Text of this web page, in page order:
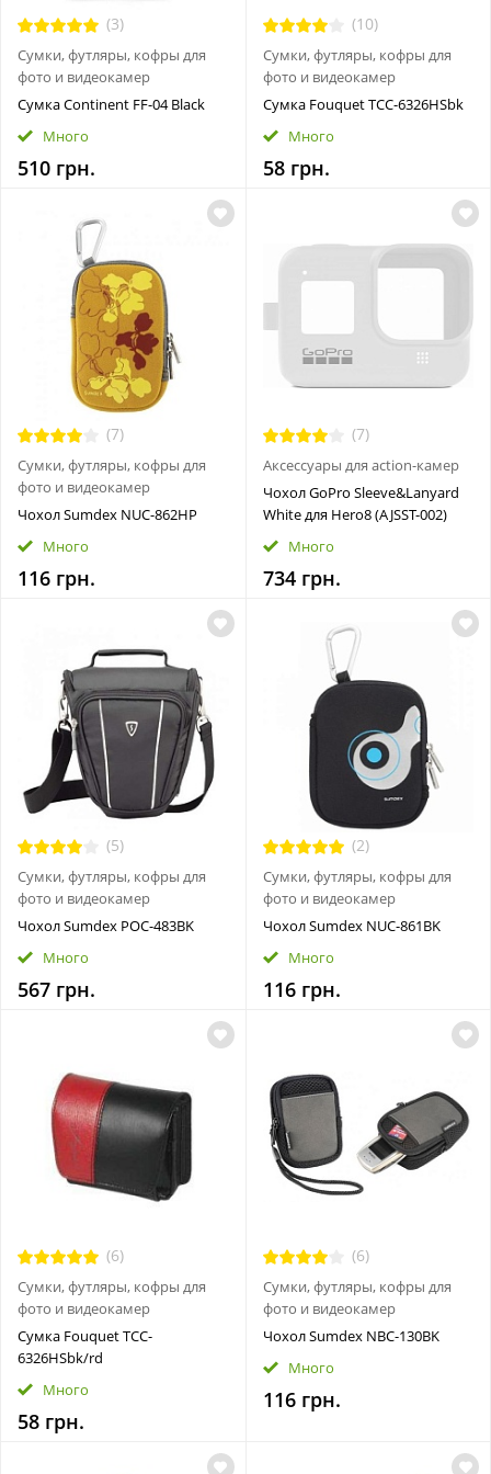
(3)
Сумки, футляры, кофры для
фото и видеокамер
Сумка Continent FF-04 Black
Много
510 грн.
(10)
Сумки, футляры, кофры для
фото и видеокамер
Сумка Fouquet TCC-6326HSbk
Много
58 грн.
(7)
Сумки, футляры, кофры для
фото и видеокамер
Чохол Sumdex NUC-862HP
Много
116 грн.
(7)
Аксессуары для action-камер
Чохол GoPro Sleeve&Lanyard
White для Hero8 (AJSST-002)
Много
734 грн.
(5)
Сумки, футляры, кофры для
фото и видеокамер
Чохол Sumdex POC-483BK
Много
567 грн.
(2)
Сумки, футляры, кофры для
фото и видеокамер
Чохол Sumdex NUC-861BK
Много
116 грн.
(6)
Сумки, футляры, кофры для
фото и видеокамер
Сумка Fouquet TCC-
6326HSbk/rd
Много
58 грн.
(6)
Сумки, футляры, кофры для
фото и видеокамер
Чохол Sumdex NBC-130BK
Много
116 грн.